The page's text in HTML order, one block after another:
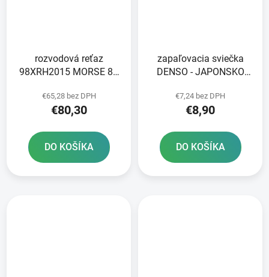
rozvodová reťaz
98XRH2015 MORSE 80
€65,28 bez DPH
€80,30
DO KOŠÍKA
zapaľovacia sviečka
DENSO - JAPONSKO
STANDARD
€7,24 bez DPH
€8,90
DO KOŠÍKA